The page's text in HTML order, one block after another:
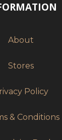
About
Stores
Policy
& Conditions